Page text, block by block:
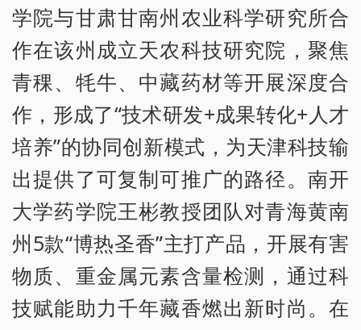
学院与甘肃甘南州农业科学研究所合
作在该州成立天农科技研究院，聚焦
青稞、牦牛、中藏药材等开展深度合
作，形成了“技术研发+成果转化+人才
培养”的协同创新模式，为天津科技输
出提供了可复制可推广的路径。南开
大学药学院王彬教授团队对青海黄南
州5款“博热圣香”主打产品，开展有害
物质、重金属元素含量检测，通过科
技赋能助力千年藏香燃出新时尚。在